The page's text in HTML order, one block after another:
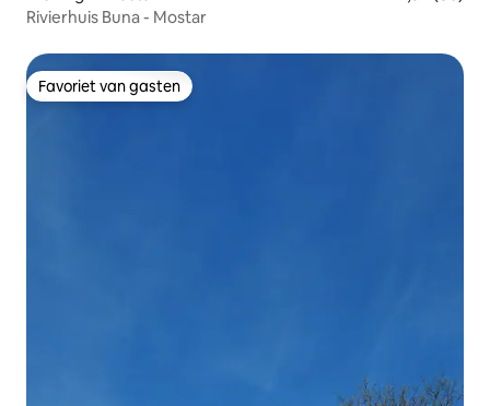
Rivierhuis Buna - Mostar
Favoriet van gasten
Favoriet van gasten